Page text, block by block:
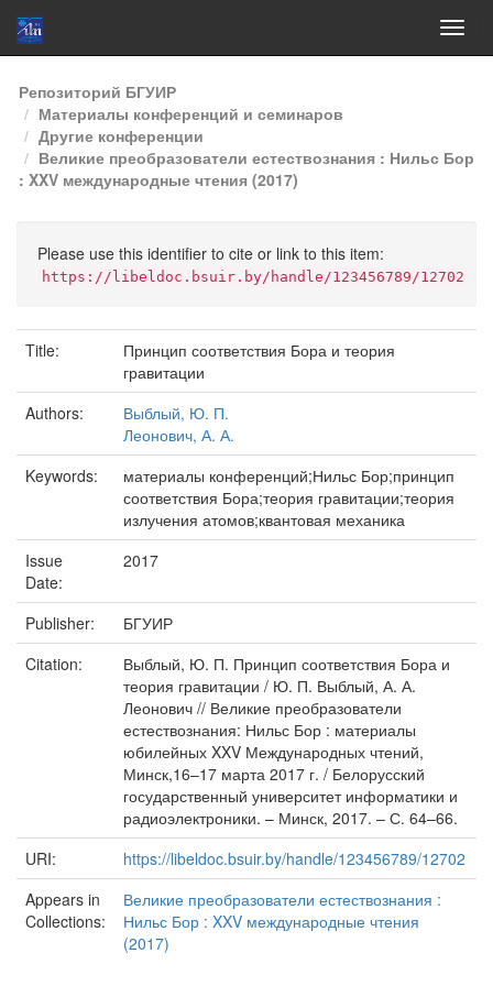
Skip
navigation
Репозиторий БГУИР
Материалы конференций и семинаров
Другие конференции
Великие преобразователи естествознания : Нильс Бор
: XXV международные чтения (2017)
Please use this identifier to cite or link to this item:
https://libeldoc.bsuir.by/handle/123456789/12702
Title:
Принцип соответствия Бора и теория
гравитации
Authors:
Выблый, Ю. П.
Леонович, А. А.
Keywords:
материалы конференций;Нильс Бор;принцип
соответствия Бора;теория гравитации;теория
излучения атомов;квантовая механика
Issue
Date:
2017
Publisher:
БГУИР
Citation:
Выблый, Ю. П. Принцип соответствия Бора и
теория гравитации / Ю. П. Выблый, А. А.
Леонович // Великие преобразователи
естествознания: Нильс Бор : материалы
юбилейных XXV Международных чтений,
Минск,16–17 марта 2017 г. / Белорусский
государственный университет информатики и
радиоэлектроники. – Минск, 2017. – С. 64–66.
URI:
https://libeldoc.bsuir.by/handle/123456789/12702
Appears in
Collections:
Великие преобразователи естествознания :
Нильс Бор : XXV международные чтения
(2017)